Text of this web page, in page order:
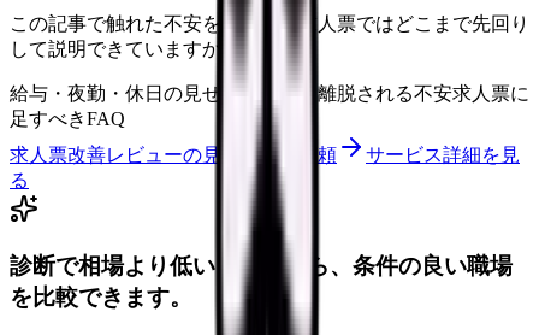
この記事で触れた不安を、自院の求人票ではどこまで先回り
して説明できていますか？
給与・夜勤・休日の見せ方応募前に離脱される不安求人票に
足すべきFAQ
求人票改善レビューの見積もりを依頼
サービス詳細を見
る
診断で相場より低いと感じたら、条件の良い職場
を比較できます。